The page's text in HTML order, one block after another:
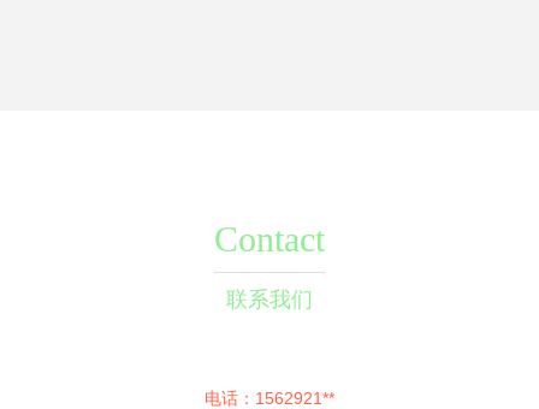
Contact
联系我们
电话：1562921**